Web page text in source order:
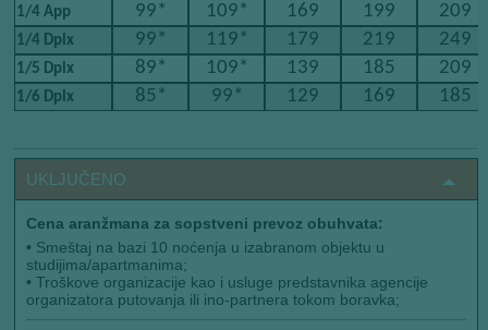
1/4 App 99* 109* 169 199 209
1/4 Dplx 99* 119* 179 219 249
1/5 Dplx 89* 109* 139 185 209
1/6 Dplx 85* 99* 129 169 185
UKLJUČENO
Cena aranžmana za sopstveni prevoz obuhvata:
• Smeštaj na bazi 10 noćenja u izabranom objektu u
studijima/apartmanima;
•Troškove organizacije kao i usluge predstavnika agencije
organizatora putovanja ili ino-partnera tokom boravka;